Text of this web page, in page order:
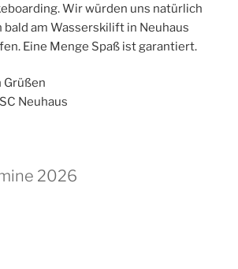
Wir würden uns natürlich
bald am Wasserskilift in Neuhaus
Eine Menge Spaß ist garantiert.
Neuhaus
2026